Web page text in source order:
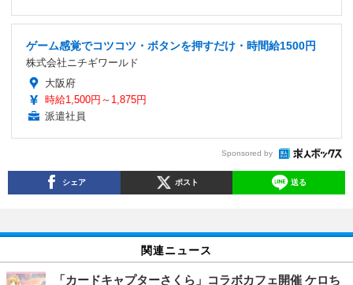
ゲーム感覚でコツコツ・ボタンを押すだけ・時間給1500円
株式会社ニチギワールド
大阪府
時給1,500円～1,875円
派遣社員
Sponsored by
シェア ポスト 送る
関連ニュース
「カードキャプターさくら」コラボカフェ開催 ケロち